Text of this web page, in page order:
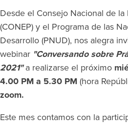
Desde el Consejo Nacional de la
(CONEP) y el Programa de las
Desarrollo (PNUD), nos alegra
webinar "Conversando sobre
2021"a realizarse el próximo
4.00 PM a 5.30 PM (hora
zoom.
Este mes contamos con la